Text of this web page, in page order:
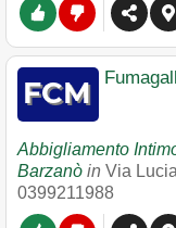
Abbigliamento
Barzanò in Via
0399211988